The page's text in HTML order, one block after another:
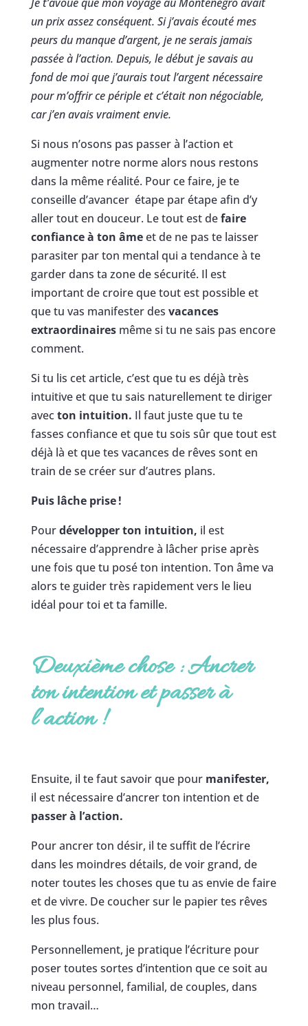
un prix assez conséquent. Si j’avais écouté mes
peurs du manque d’argent, je ne serais jamais
passée à l’action. Depuis, le début je savais au
fond de moi que j’aurais tout l’argent nécessaire
pour m’offrir ce périple et c’était non négociable,
car j’en avais vraiment envie.
Si nous n’osons pas passer à l’action et
augmenter notre norme alors nous restons
dans la même réalité. Pour ce faire, je te
conseille d’avancer étape par étape afin d’y
aller tout en douceur. Le tout est defaire
confiance à ton âmeet de ne pas te laisser
parasiter par ton mental qui a tendance à te
garder dans ta zone de sécurité. Il est
important de croire que tout est possible et
que tu vas manifester des vacances
extraordinairesmême si tu ne sais pas encore
comment.
Si tu lis cet article, c’est que tu es déjà très
intuitive et que tu sais naturellement te diriger
avecton intuition. Il faut juste que tu te
fasses confiance et que tu sois sûr que tout est
déjà là et que tes vacances de rêves sont en
train de se créer sur d’autres plans.
Puis lâche prise !
Pourdévelopper ton intuition, il est
nécessaire d’apprendre à lâcher prise après
une fois que tu posé ton intention. Ton âme va
alors te guider très rapidement vers le lieu
idéal pour toi et ta famille.
Deuxième chose : Ancrer
ton intention et passer à
l’action !
Ensuite, il te faut savoir que pour manifester,
il est nécessaire d’ancrer ton intention et de
passer à l’action.
Pour ancrer ton désir, il te suffit de l’écrire
dans les moindres détails, de voir grand, de
noter toutes les choses que tu as envie de faire
et de vivre. De coucher sur le papier tes rêves
les plus fous.
Personnellement, je pratique l’écriture pour
poser toutes sortes d’intention que ce soit au
niveau personnel, familial, de couples, dans
mon travail…